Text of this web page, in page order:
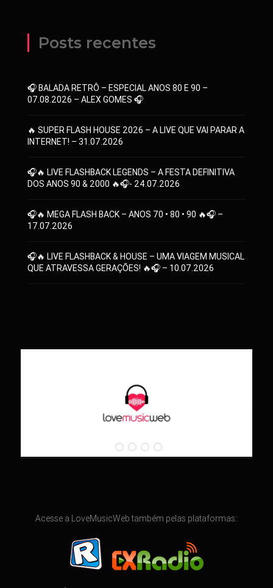
Posts recentes
🎧 BALADA RETRÔ – ESPECIAL ANOS 80 E 90 –
07.08.2026 – ALEX GOMES 🎧
🔥 SUPER FLASH HOUSE 2026 – A LIVE QUE VAI PARAR A
INTERNET! – 31.07.2026
🎧🔥 LIVE FLASHBACK LEGENDS – A FESTA DEFINITIVA
DOS ANOS 90 & 2000 🔥🎧- 24.07.2026
🎧🔥 MEGA FLASH BACK – ANOS 70 • 80 • 90 🔥🎧 –
17.07.2026
🎧🔥 LIVE FLASHBACK & HOUSE – UMA VIAGEM MUSICAL
QUE ATRAVESSA GERAÇÕES! 🔥🎧 – 10.07.2026
Acesse a LoveMusicWeb também pelas plataformas: